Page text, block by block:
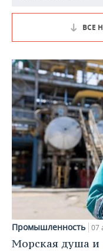
ВСЕ
Промышленность 07
Морская душа и